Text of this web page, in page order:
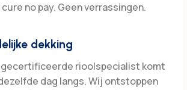
cure no pay. Geen verrassingen.
dekking
gecertificeerde rioolspecialist komt
dag langs. Wij ontstoppen